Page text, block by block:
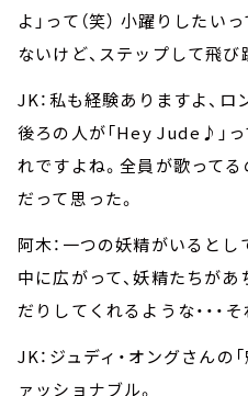
よ」って（笑） 小躍りしたい
ないけど、ステップして飛び
JK：私も経験ありますよ、ロ
後ろの人が「Hey Jude♪」
れですよね。全員が歌ってる
だって思った。
阿木：一つの妖精がいると
中に広がって、妖精たちが
だりしてくれるような・・・
JK：ジュディ・オングさんの
ァッショナブル。